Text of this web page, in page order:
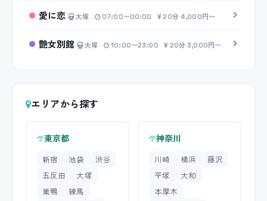
愛に恋 大塚 07:00〜00:00 20分 4,000円〜
艶女別館 大塚 10:00〜23:00 20分 3,000円〜
エリアから探す
東京都
新宿 池袋
渋谷
五反田
大塚
巣鴨
練馬
神奈川
川崎 横浜
藤沢
平塚
大和
本厚木